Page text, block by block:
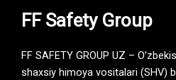
FF Safety Group
FF SAFETY GROUP UZ –
shaxsiy himoya vositalari (SHV)